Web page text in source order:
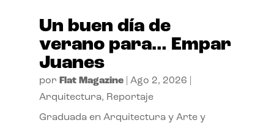
Un buen día de
verano para… Empar
Juanes
por Flat Magazine| Ago 2, 2026
Arquitectura, Reportaje
Graduada en Arquitectura y Arte y